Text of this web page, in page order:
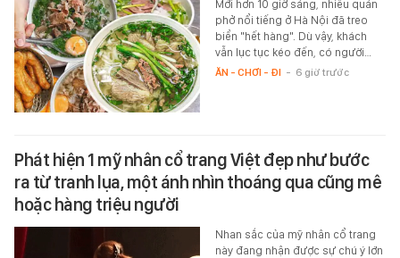
Mới hơn 10 giờ sáng, nhiều quán
phở nổi tiếng ở Hà Nội đã treo
biển "hết hàng". Dù vậy, khách
vẫn lục tục kéo đến, có người…
ĂN - CHƠI - ĐI - 6 giờ trước
Phát hiện 1 mỹ nhân cổ trang Việt đẹp như bước
ra từ tranh lụa, một ánh nhìn thoáng qua cũng mê
hoặc hàng triệu người
Nhan sắc của mỹ nhân cổ trang
này đang nhận được sự chú ý lớn